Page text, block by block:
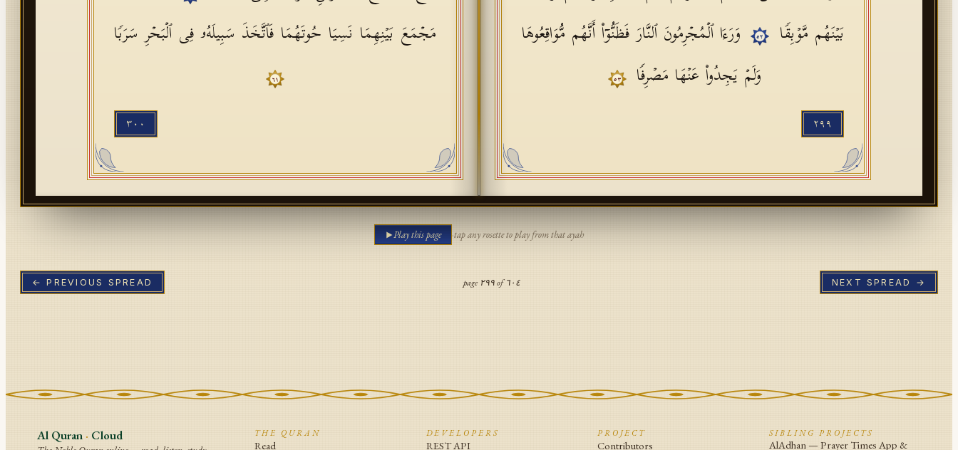
مَجۡمَعَ بَیۡنِهِمَا نَسِیَا حُوتَهُمَا فَٱتَّخَذَ سَبِیلَهُۥ فِی ٱلۡبَحۡرِ سَرَبࣰا
٦١
٣٠٠
بَیۡنَهُم مَّوۡبِقࣰا
٥٢
وَرَءَا ٱلۡمُجۡرِمُونَ ٱلنَّارَ فَظَنُّوۤا۟ أَنَّهُم مُّوَاقِعُوهَا
وَلَمۡ یَجِدُوا۟ عَنۡهَا مَصۡرِفࣰا
٥٣
٢٩٩
Play this page ·tap any rosette to play from that ayah
← PREVIOUS SPREAD page ٢٩٩of٦٠٤ NEXT SPREAD →
Al Quran · Cloud THE QURAN
Read
DEVELOPERS
REST API
PROJECT
Contributors
SIBLING PROJECTS
AlAdhan — Prayer Times App &